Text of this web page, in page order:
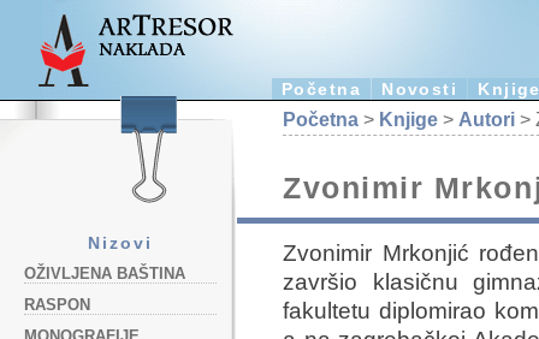
Početna Novosti
Nizovi
OŽIVLJENA BAŠTINA
RASPON
Početna > Knjige > Autori >
Zvonimir
Zvonimir Mrkonjić
završio klasičnu
fakultetu diplomirao